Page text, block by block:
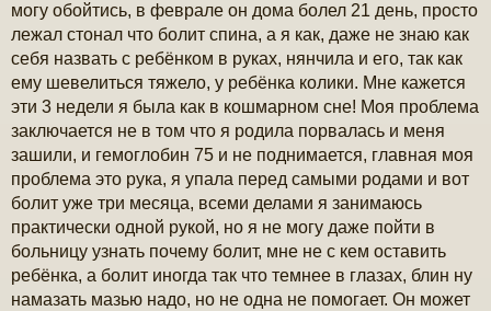
могу обойтись, в феврале он дома болел 21 день, просто
лежал стонал что болит спина, а я как, даже не знаю как
себя назвать с ребёнком в руках, нянчила и его, так как
ему шевелиться тяжело, у ребёнка колики. Мне кажется
эти 3 недели я была как в кошмарном сне! Моя проблема
заключается не в том что я родила порвалась и меня
зашили, и гемоглобин 75 и не поднимается, главная моя
проблема это рука, я упала перед самыми родами и вот
болит уже три месяца, всеми делами я занимаюсь
практически одной рукой, но я не могу даже пойти в
больницу узнать почему болит, мне не с кем оставить
ребёнка, а болит иногда так что темнее в глазах, блин ну
намазать мазью надо, но не одна не помогает. Он может